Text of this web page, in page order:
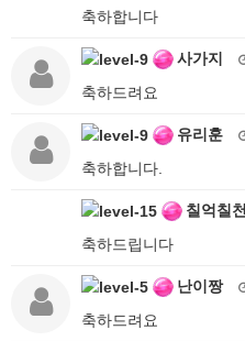
축하합니다
사가지
축하드려요
유리훈
축하합니다.
칠억칠천
축하드립니다
난이짱
축하드려요